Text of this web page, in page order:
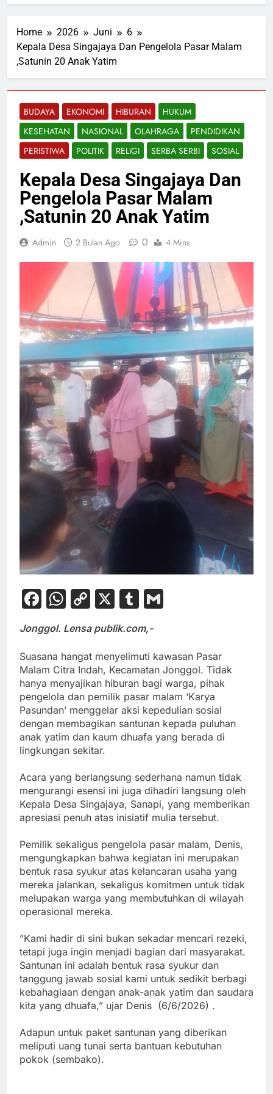
Home 2026 Juni
6
‎Kepala Desa Singajaya Dan Pengelola Pasar Malam
,Satunin 20 Anak Yatim
BUDAYA EKONOMI HIBURAN
HUKUM
KESEHATAN
NASIONAL OLAHRAGA
PENDIDIKAN
PERISTIWA
POLITIK RELIGI SERBA SERBI SOSIAL
‎Kepala Desa Singajaya Dan
Pengelola Pasar Malam
,Satunin 20 Anak Yatim
Admin 2 Bulan Ago 0 4 Mins
Facebook
WhatsApp
Copy
Link
X Tumblr
Jonggol. Lensa publik.com,-
Suasana hangat menyelimuti kawasan Pasar
Malam Citra Indah, Kecamatan Jonggol. Tidak
hanya menyajikan hiburan bagi warga, pihak
pengelola dan pemilik pasar malam ‘Karya
Pasundan’ menggelar aksi kepedulian sosial
dengan membagikan santunan kepada puluhan
anak yatim dan kaum dhuafa yang berada di
lingkungan sekitar.
‎Acara yang berlangsung sederhana namun tidak
mengurangi esensi ini juga dihadiri langsung oleh
Kepala Desa Singajaya, Sanapi, yang memberikan
apresiasi penuh atas inisiatif mulia tersebut.
‎Pemilik sekaligus pengelola pasar malam, Denis,
mengungkapkan bahwa kegiatan ini merupakan
bentuk rasa syukur atas kelancaran usaha yang
mereka jalankan, sekaligus komitmen untuk tidak
melupakan warga yang membutuhkan di wilayah
operasional mereka.
‎”Kami hadir di sini bukan sekadar mencari rezeki,
tetapi juga ingin menjadi bagian dari masyarakat.
Santunan ini adalah bentuk rasa syukur dan
tanggung jawab sosial kami untuk sedikit berbagi
kebahagiaan dengan anak-anak yatim dan saudara
kita yang dhuafa,” ujar Denis (6/6/2026) .
‎Adapun untuk paket santunan yang diberikan
meliputi uang tunai serta bantuan kebutuhan
pokok (sembako).